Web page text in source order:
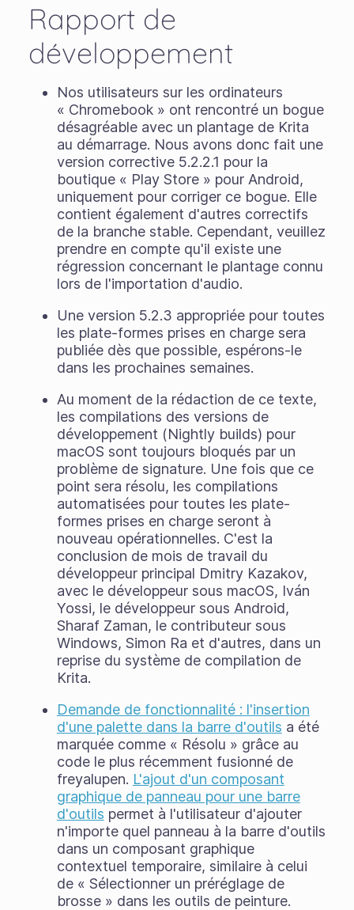
Rapport de
développement
Nos utilisateurs sur les ordinateurs
« Chromebook » ont rencontré un bogue
désagréable avec un plantage de Krita
au démarrage. Nous avons donc fait une
version corrective 5.2.2.1 pour la
boutique « Play Store » pour Android,
uniquement pour corriger ce bogue. Elle
contient également d'autres correctifs
de la branche stable. Cependant, veuillez
prendre en compte qu'il existe une
régression concernant le plantage connu
lors de l'importation d'audio.
Une version 5.2.3 appropriée pour toutes
les plate-formes prises en charge sera
publiée dès que possible, espérons-le
dans les prochaines semaines.
Au moment de la rédaction de ce texte,
les compilations des versions de
développement (Nightly builds) pour
macOS sont toujours bloqués par un
problème de signature. Une fois que ce
point sera résolu, les compilations
automatisées pour toutes les plate-
formes prises en charge seront à
nouveau opérationnelles. C'est la
conclusion de mois de travail du
développeur principal Dmitry Kazakov,
avec le développeur sous macOS, Iván
Yossi, le développeur sous Android,
Sharaf Zaman, le contributeur sous
Windows, Simon Ra et d'autres, dans un
reprise du système de compilation de
Krita.
Demande de fonctionnalité : l'insertion
d'une palette dans la barre d'outils a été
marquée comme « Résolu » grâce au
code le plus récemment fusionné de
freyalupen. L'ajout d'un composant
graphique de panneau pour une barre
d'outils permet à l'utilisateur d'ajouter
n'importe quel panneau à la barre d'outils
dans un composant graphique
contextuel temporaire, similaire à celui
de « Sélectionner un préréglage de
brosse » dans les outils de peinture.